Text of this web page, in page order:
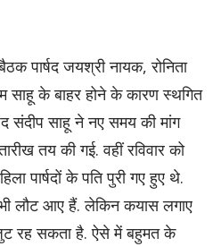
पार्षद जयश्री नायक, रोनिता
साहू के बाहर होने के कारण स्थगित
संदीप साहू ने नए समय की मांग
तय की गई. वहीं रविवार को
पार्षदों के पति पुरी गए हुए थे.
भी लौट आए हैं. लेकिन कयास लगाए
रह सकता है. ऐसे में बहुमत के